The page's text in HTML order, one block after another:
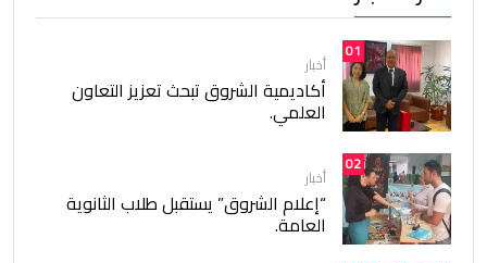
01
أخبار
أكاديمية الشروق تبحث تعزيز التعاون
العلمي.
02
أخبار
“إعلام الشروق” يستقبل طلاب الثانوية
العامة.